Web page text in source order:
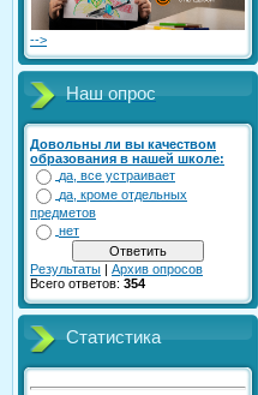
-->
Наш опрос
Довольны ли вы качеством
образования в нашей школе:
да, все устраивает
да, кроме отдельных
предметов
нет
Результаты | Архив опросов
Всего ответов: 354
Статистика